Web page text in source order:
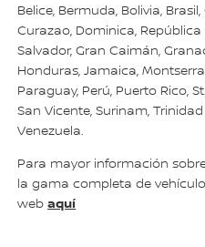
Belice, Bermuda, Bolivia,
Curazao, Dominica,
Salvador, Gran Caimán,
Honduras, Jamaica,
Paraguay, Perú, Puerto Rico,
San Vicente, Surinam,
Venezuela.
Para mayor información
la gama completa de
webaquí